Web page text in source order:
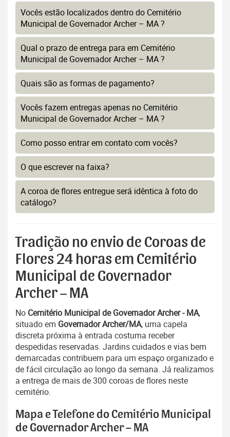
Vocês estão localizados dentro do Cemitério
Municipal de Governador Archer – MA ?
Qual o prazo de entrega para em Cemitério
Municipal de Governador Archer – MA ?
Quais são as formas de pagamento?
Vocês fazem entregas apenas no Cemitério
Municipal de Governador Archer – MA ?
Como posso entrar em contato com vocês?
O que escrever na faixa?
A coroa de flores entregue será idêntica à foto do
catálogo?
Tradição no envio de Coroas de
Flores 24 horas em Cemitério
Municipal de Governador
Archer – MA
No Cemitério Municipal de Governador Archer - MA,
situado em Governador Archer/MA, uma capela
discreta próxima à entrada costuma receber
despedidas reservadas. Jardins cuidados e vias bem
demarcadas contribuem para um espaço organizado e
de fácil circulação ao longo da semana. Já realizamos
a entrega de mais de 300 coroas de flores neste
cemitério.
Mapa e Telefone do Cemitério Municipal
de Governador Archer – MA